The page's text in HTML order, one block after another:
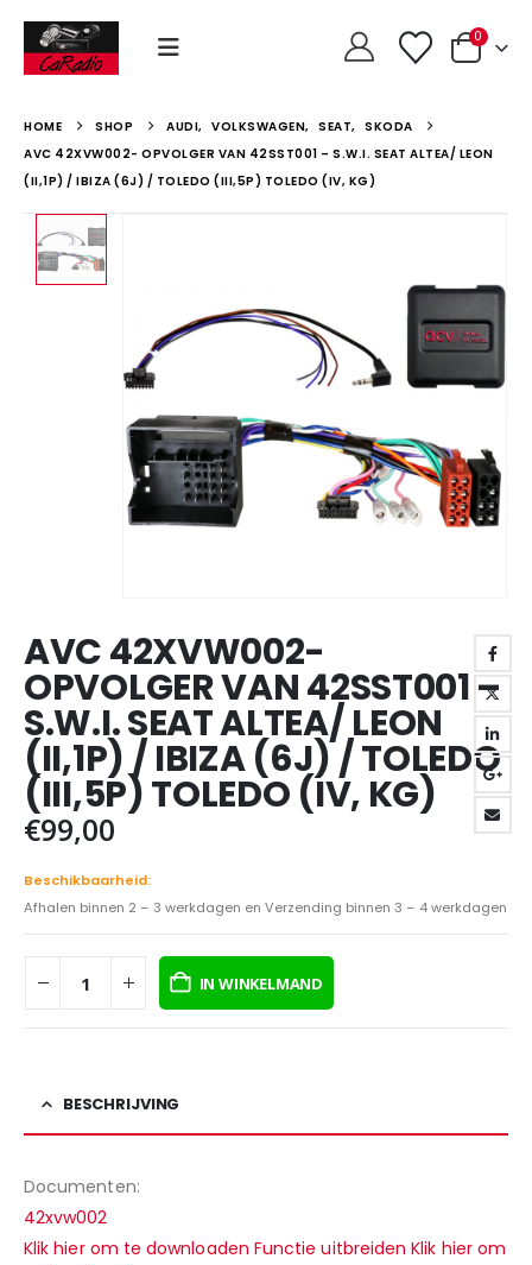
0
HOME SHOP AUDI, VOLKSWAGEN, SEAT, SKODA
AVC 42XVW002- OPVOLGER VAN 42SST001 – S.W.I. SEAT ALTEA/ LEON
(II,1P) / IBIZA (6J) / TOLEDO (III,5P) TOLEDO (IV, KG)
AVC 42XVW002-
OPVOLGER VAN 42SST001 –
S.W.I. SEAT ALTEA/ LEON
(II,1P) / IBIZA (6J) / TOLEDO
(III,5P) TOLEDO (IV, KG)
€99,00
Beschikbaarheid:
Afhalen binnen 2 – 3 werkdagen en Verzending binnen 3 – 4 werkdagen
IN WINKELMAND
BESCHRIJVING
Documenten:
42xvw002
Klik hier om te downloaden Functie uitbreiden Klik hier om